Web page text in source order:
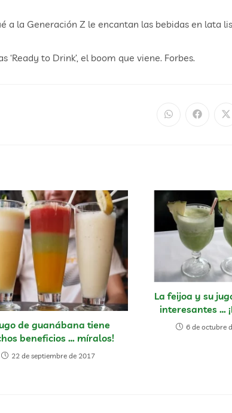
a la Generación Z le encantan las bebidas en lata
to Drink’, el boom que viene. Forbes.
de guanábana tiene
beneficios … míralos!
22 de septiembre de 2017
La feijoa y su
interesantes …
6 de octubre